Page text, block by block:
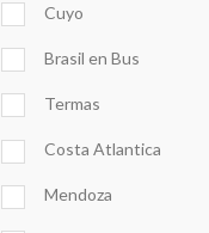
Cuyo
Brasil en Bus
Termas
Costa Atlantica
Mendoza